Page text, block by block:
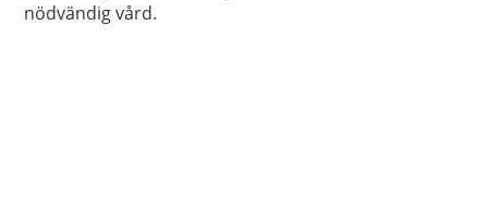
nödvändig vård.